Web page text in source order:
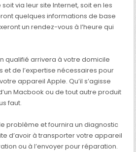
via leur site Internet, soit en les
quelques informations de base
un rendez-vous à l’heure qui
qualifié arrivera à votre domicile
et de l’expertise nécessaires pour
appareil Apple. Qu’il s’agisse
Macbook ou de tout autre produit
faut.
problème et fournira un diagnostic
d’avoir à transporter votre appareil
ou à l’envoyer pour réparation.